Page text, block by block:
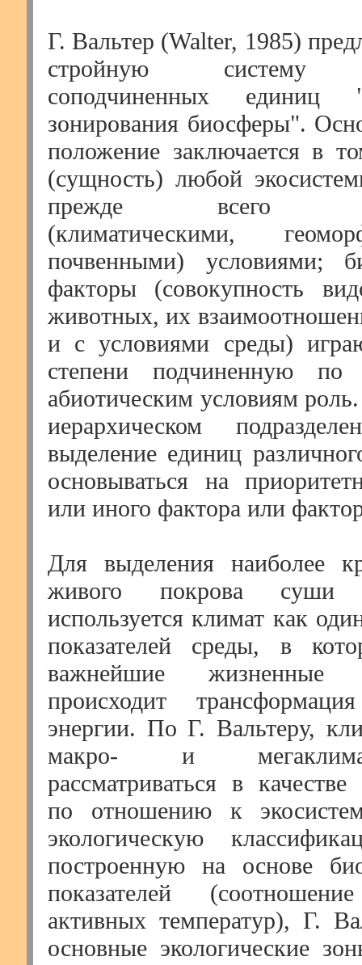
Г. Вальтер (Walter, 1985)
стройную систему
соподчиненных единиц
зонирования биосферы".
положение заключается в
(сущность) любой
прежде всего
(климатическими,
почвенными) условиями;
факторы (совокупность
животных, их
и с условиями среды)
степени подчиненную
абиотическим условиям
иерархическом
выделение единиц
основываться на
или иного фактора или
Для выделения наиболее
живого покрова суши
используется климат как
показателей среды, в
важнейшие
происходит
энергии. По Г. Вальтеру,
макро- и
рассматриваться в
по отношению к
экологическую
построенную на основе
показателей
активных температур), Г.
основные экологические